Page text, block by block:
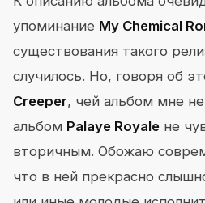
упоминание My Chemical
существования такого
случилось. Но, говоря об
Creeper, чей альбом мне
альбом Palaye Royale не
вторичным. Обожаю
что в ней прекрасно